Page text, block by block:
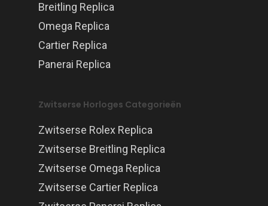
Breitling Replica
Omega Replica
Cartier Replica
Panerai Replica
Zwitserse Horloges Categorieën
Zwitserse Rolex Replica
Zwitserse Breitling Replica
Zwitserse Omega Replica
Zwitserse Cartier Replica